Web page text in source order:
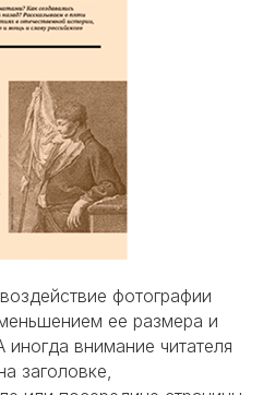
фотографии
ее размера и
внимание читателя
заголовке,